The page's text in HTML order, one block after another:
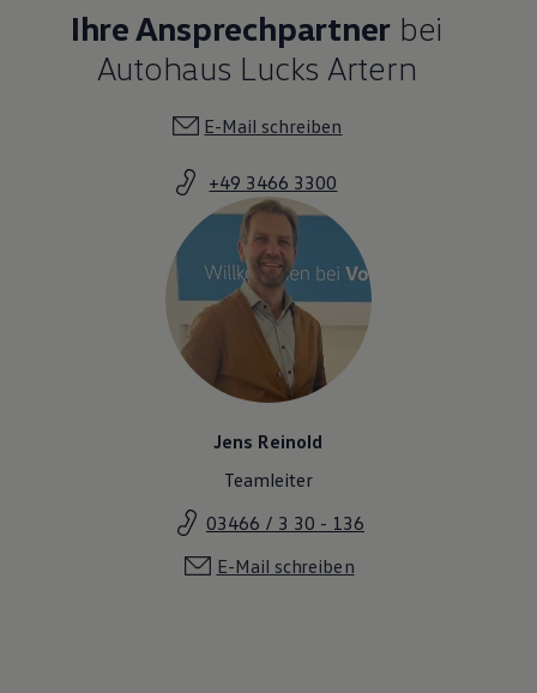
Ihre Ansprechpartner bei
Autohaus Lucks Artern
E-Mail schreiben
+49 3466 3300
Jens Reinold
Teamleiter
03466 / 3 30 - 136
E-Mail schreiben